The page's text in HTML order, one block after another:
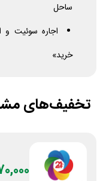
ساحل
اجاره سوئیت و
خرید»
تخفیف‌های